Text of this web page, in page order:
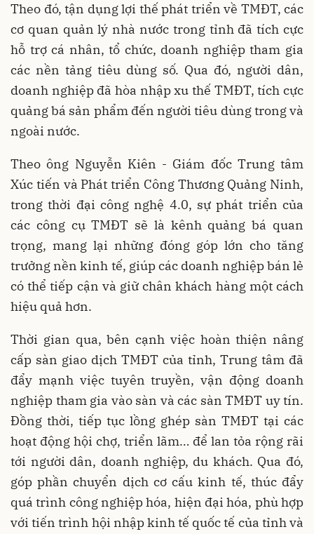
Theo đó, tận dụng lợi thế phát triển về TMĐT, các
cơ quan quản lý nhà nước trong tỉnh đã tích cực
hỗ trợ cá nhân, tổ chức, doanh nghiệp tham gia
các nền tảng tiêu dùng số. Qua đó, người dân,
doanh nghiệp đã hòa nhập xu thế TMĐT, tích cực
quảng bá sản phẩm đến người tiêu dùng trong và
ngoài nước.
Theo ông Nguyễn Kiên - Giám đốc Trung tâm
Xúc tiến và Phát triển Công Thương Quảng Ninh,
trong thời đại công nghệ 4.0, sự phát triển của
các công cụ TMĐT sẽ là kênh quảng bá quan
trọng, mang lại những đóng góp lớn cho tăng
trưởng nền kinh tế, giúp các doanh nghiệp bán lẻ
có thể tiếp cận và giữ chân khách hàng một cách
hiệu quả hơn.
Thời gian qua, bên cạnh việc hoàn thiện nâng
cấp sàn giao dịch TMĐT của tỉnh, Trung tâm đã
đẩy mạnh việc tuyên truyền, vận động doanh
nghiệp tham gia vào sàn và các sàn TMĐT uy tín.
Đồng thời, tiếp tục lồng ghép sàn TMĐT tại các
hoạt động hội chợ, triển lãm… để lan tỏa rộng rãi
tới người dân, doanh nghiệp, du khách. Qua đó,
góp phần chuyển dịch cơ cấu kinh tế, thúc đẩy
quá trình công nghiệp hóa, hiện đại hóa, phù hợp
với tiến trình hội nhập kinh tế quốc tế của tỉnh và